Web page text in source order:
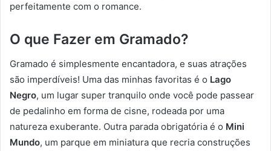
perfeitamente com o romance.
O que Fazer em Gramado?
Gramado é simplesmente encantadora, e suas atrações
são imperdíveis! Uma das minhas favoritas é o Lago
Negro, um lugar super tranquilo onde você pode passear
de pedalinho em forma de cisne, rodeada por uma
natureza exuberante. Outra parada obrigatória é o Mini
Mundo, um parque em miniatura que recria construções